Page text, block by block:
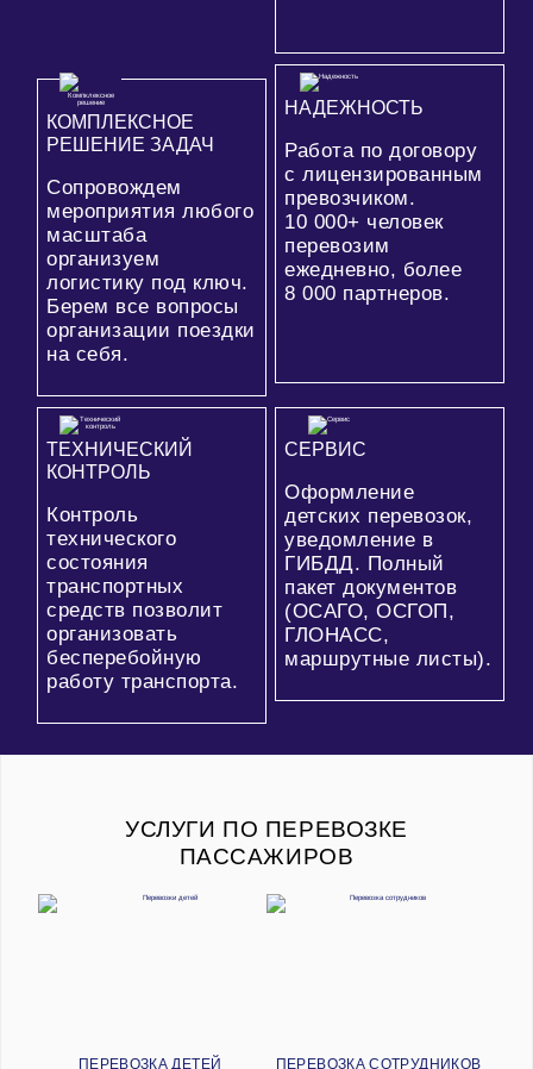
КОМПЛЕКСНОЕ
РЕШЕНИЕ ЗАДАЧ
Сопровождем
мероприятия любого
масштаба
организуем
логистику под ключ.
Берем все вопросы
организации поездки
на себя.
НАДЕЖНОСТЬ
Работа по договору
с лицензированным
превозчиком.
10 000+ человек
перевозим
ежедневно, более
8 000 партнеров.
ТЕХНИЧЕСКИЙ
КОНТРОЛЬ
Контроль
технического
состояния
транспортных
средств позволит
организовать
бесперебойную
работу транспорта.
СЕРВИС
Оформление
детских перевозок,
уведомление в
ГИБДД. Полный
пакет документов
(ОСАГО, ОСГОП,
ГЛОНАСС,
маршрутные листы).
УСЛУГИ ПО ПЕРЕВОЗКЕ
ПАССАЖИРОВ
ПЕРЕВОЗКА ДЕТЕЙ ПЕРЕВОЗКА СОТРУДНИКОВ